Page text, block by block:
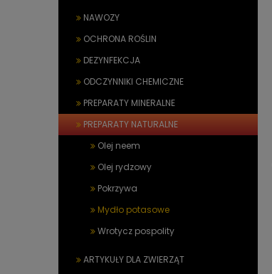
NAWOZY
OCHRONA ROŚLIN
DEZYNFEKCJA
ODCZYNNIKI CHEMICZNE
PREPARATY MINERALNE
PREPARATY NATURALNE
Olej neem
Olej rydzowy
Pokrzywa
Mydło potasowe
Wrotycz pospolity
ARTYKUŁY DLA ZWIERZĄT